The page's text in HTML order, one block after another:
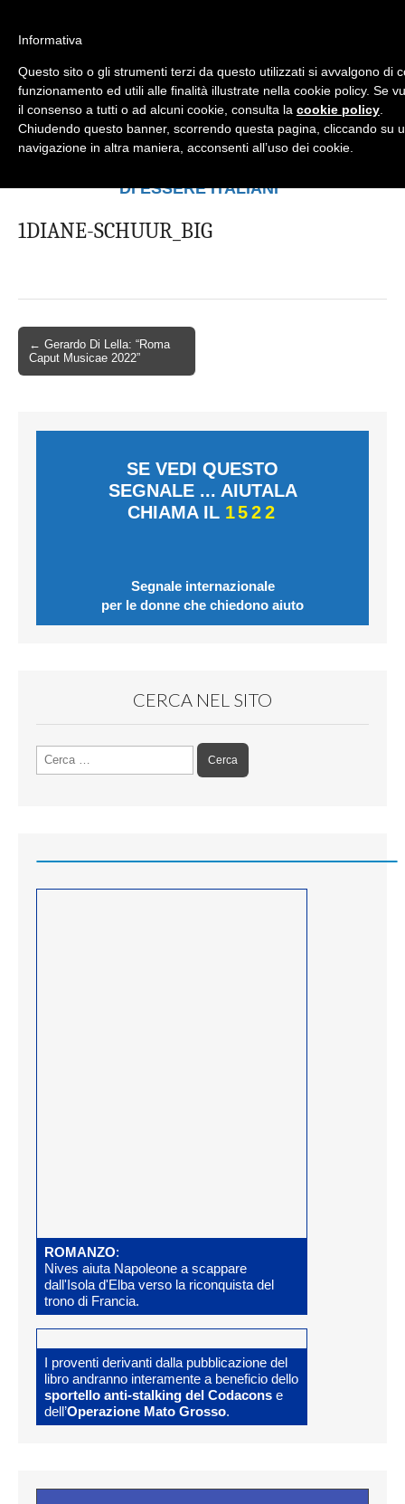
Mondo Italiano nel Mondo
LE INTERVISTE SONO AGLI ITALIANI CHE
RICOPRONO RUOLI ISTITUZIONALI, A
QUELLI CHE RAPPRESENTANO LA
SOCIETÀ E A CHI È UN "COMUNE
CITTADINO" ...
DI ESSERE ITALIANI"
1DIANE-SCHUUR_BIG
← Gerardo Di Lella: “Roma
Caput Musicae 2022”
SE VEDI QUESTO
SEGNALE ... AIUTALA
CHIAMA IL 1522
Segnale internazionale
per le donne che chiedono aiuto
CERCA NEL SITO
ROMANZO:
Nives aiuta Napoleone a scappare
dall'Isola d'Elba verso la riconquista del
trono di Francia.
I proventi derivanti dalla pubblicazione del
libro andranno interamente a beneficio dello
sportello anti-stalking del Codacons e
dell’Operazione Mato Grosso.
Informativa
Questo sito o gli strumenti terzi da questo utilizzati si avvalgono di
funzionamento ed utili alle finalità illustrate nella cookie policy. Se
il consenso a tutti o ad alcuni cookie, consulta la cookie policy
Chiudendo questo banner, scorrendo questa pagina, cliccando su
navigazione in altra maniera, acconsenti all’uso dei cookie.